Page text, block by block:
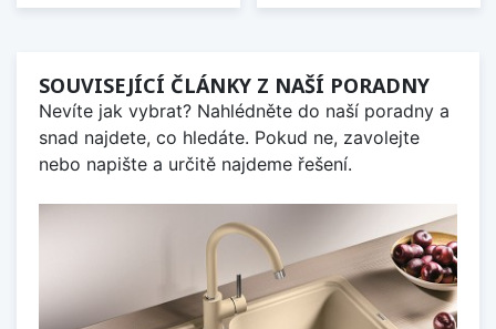
SOUVISEJÍCÍ ČLÁNKY Z NAŠÍ PORADNY
Nevíte jak vybrat? Nahlédněte do naší poradny a
snad najdete, co hledáte. Pokud ne, zavolejte
nebo napište a určitě najdeme řešení.